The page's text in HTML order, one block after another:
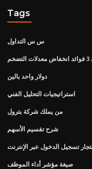
Tags
س س التداول
دولار واحد بالين
استراتيجيات التحليل الفني
من يملك شركة بترول
شرح تقسيم الأسهم
تسجيل الدخول عبر الإنترنت
صيغة مؤشر أداء الموظف